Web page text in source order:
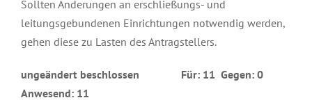
Sollten Änderungen an erschließungs- und
leitungsgebundenen Einrichtungen notwendig werden,
gehen diese zu Lasten des Antragstellers.
ungeändert beschlossen Für: 11 Gegen: 0
Anwesend: 11